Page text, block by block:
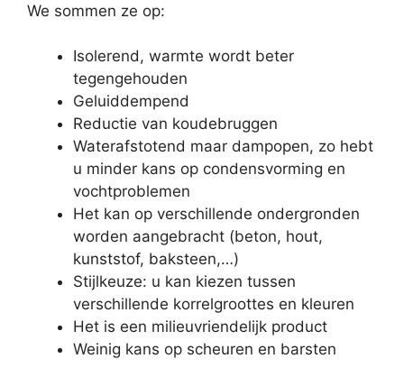
We sommen ze op:
Isolerend, warmte wordt beter
tegengehouden
Geluiddempend
Reductie van koudebruggen
Waterafstotend maar dampopen, zo hebt
u minder kans op condensvorming en
vochtproblemen
Het kan op verschillende ondergronden
worden aangebracht (beton, hout,
kunststof, baksteen,…)
Stijlkeuze: u kan kiezen tussen
verschillende korrelgroottes en kleuren
Het is een milieuvriendelijk product
Weinig kans op scheuren en barsten